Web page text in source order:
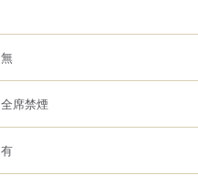
無
全席禁煙
有